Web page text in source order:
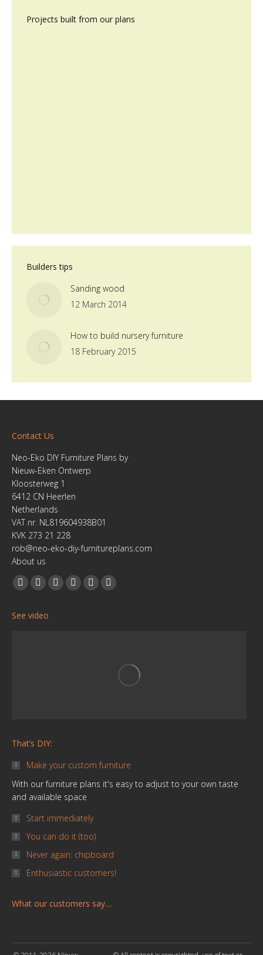
Projects built from our plans
Builders tips
Sanding wood
12 March 2014
How to build nursery furniture
18 February 2015
Contact Us
Neo-Eko DIY Furniture Plans by
Nieuw-Eken Ontwerp
Kloosterweg 1
6412 CN Heerlen
Netherlands
VAT nr. NL819604938B01
KVK 273 21 228
rob@neo-eko-diy-furnitureplans.com
About us
Find us on:
Facebook
opens
YouTube
opens
LinkedinPinterestInstagram
Website
window
See video
That’s DIY:
Make your custom furniture
With our furniture plans it's easy to adjust to your own taste
and available space
Start immediately
You can do it (too)
Never again: chipboard
Enthusiastic customers!
What our customers say…